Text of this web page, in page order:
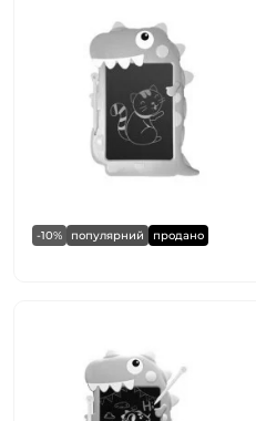
-10% популярний продано